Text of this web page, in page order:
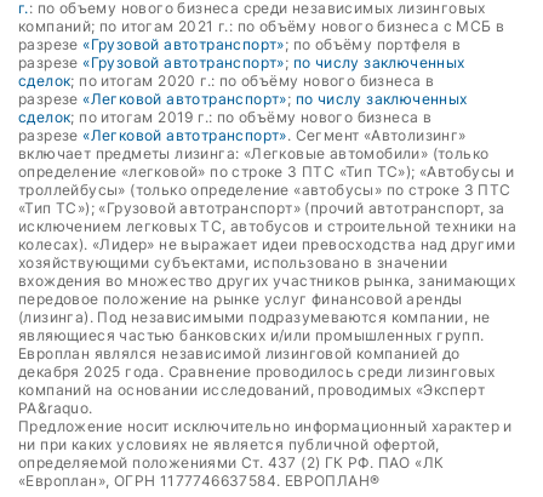
г.: по объему нового бизнеса среди независимых лизинговых
компаний; по итогам 2021 г.: по объёму нового бизнеса с МСБ в
разрезе «Грузовой автотранспорт»; по объёму портфеля в
разрезе «Грузовой автотранспорт»; по числу заключенных
сделок; по итогам 2020 г.: по объёму нового бизнеса в
разрезе «Легковой автотранспорт»; по числу заключенных
сделок; по итогам 2019 г.: по объёму нового бизнеса в
разрезе «Легковой автотранспорт». Сегмент «Автолизинг»
включает предметы лизинга: «Легковые автомобили» (только
определение «легковой» по строке 3 ПТС «Тип ТС»); «Автобусы и
троллейбусы» (только определение «автобусы» по строке 3 ПТС
«Тип ТС»); «Грузовой автотранспорт» (прочий автотранспорт, за
исключением легковых ТС, автобусов и строительной техники на
колесах). «Лидер» не выражает идеи превосходства над другими
хозяйствующими субъектами, использовано в значении
вхождения во множество других участников рынка, занимающих
передовое положение на рынке услуг финансовой аренды
(лизинга). Под независимыми подразумеваются компании, не
являющиеся частью банковских и/или промышленных групп.
Европлан являлся независимой лизинговой компанией до
декабря 2025 года. Сравнение проводилось среди лизинговых
компаний на основании исследований, проводимых «Эксперт
РА&raquo.
Предложение носит исключительно информационный характер и
ни при каких условиях не является публичной офертой,
определяемой положениями Ст. 437 (2) ГК РФ. ПАО «ЛК
«Европлан», ОГРН 1177746637584. ЕВРОПЛАН®